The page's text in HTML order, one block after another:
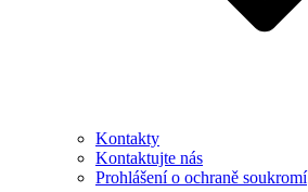
Kontakty
Kontaktujte nás
Prohlášení o ochraně soukromí